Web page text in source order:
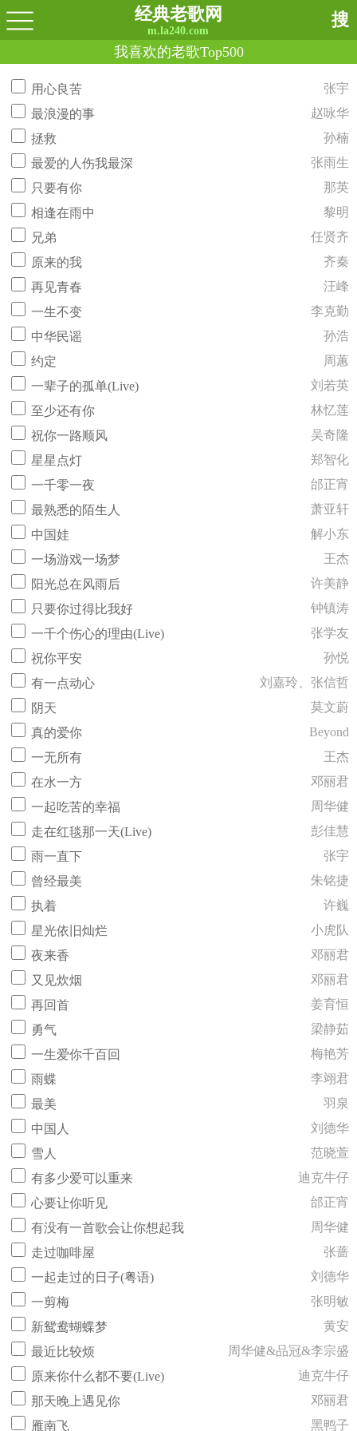
经典老歌网
m.la240.com
搜
我喜欢的老歌Top500
用心良苦
张宇
最浪漫的事
赵咏华
拯救
孙楠
最爱的人伤我最深
张雨生
只要有你
那英
相逢在雨中
黎明
兄弟
任贤齐
原来的我
齐秦
再见青春
汪峰
一生不变
李克勤
中华民谣
孙浩
约定
周蕙
一辈子的孤单(Live)
刘若英
至少还有你
林忆莲
祝你一路顺风
吴奇隆
星星点灯
郑智化
一千零一夜
邰正宵
最熟悉的陌生人
萧亚轩
中国娃
解小东
一场游戏一场梦
王杰
阳光总在风雨后
许美静
只要你过得比我好
钟镇涛
一千个伤心的理由(Live)
张学友
祝你平安
孙悦
有一点动心
刘嘉玲、张信哲
阴天
莫文蔚
真的爱你
Beyond
一无所有
王杰
在水一方
邓丽君
一起吃苦的幸福
周华健
走在红毯那一天(Live)
彭佳慧
雨一直下
张宇
曾经最美
朱铭捷
执着
许巍
星光依旧灿烂
小虎队
夜来香
邓丽君
又见炊烟
邓丽君
再回首
姜育恒
勇气
梁静茹
一生爱你千百回
梅艳芳
雨蝶
李翊君
最美
羽泉
中国人
刘德华
雪人
范晓萱
有多少爱可以重来
迪克牛仔
心要让你听见
邰正宵
有没有一首歌会让你想起我
周华健
走过咖啡屋
张蔷
一起走过的日子(粤语)
刘德华
一剪梅
张明敏
新鸳鸯蝴蝶梦
黄安
最近比较烦
周华健&品冠&李宗盛
原来你什么都不要(Live)
迪克牛仔
那天晚上遇见你
邓丽君
雁南飞
黑鸭子